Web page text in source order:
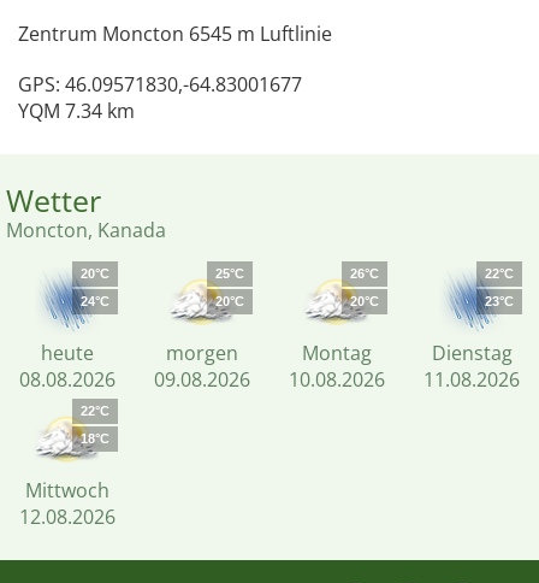
Zentrum Moncton 6545 m Luftlinie
GPS: 46.09571830,-64.83001677
YQM 7.34 km
Wetter
Moncton, Kanada
20°C
24°C
heute
08.08.2026
25°C
20°C
morgen
09.08.2026
26°C
20°C
Montag
10.08.2026
22°C
23°C
Dienstag
11.08.2026
22°C
18°C
Mittwoch
12.08.2026